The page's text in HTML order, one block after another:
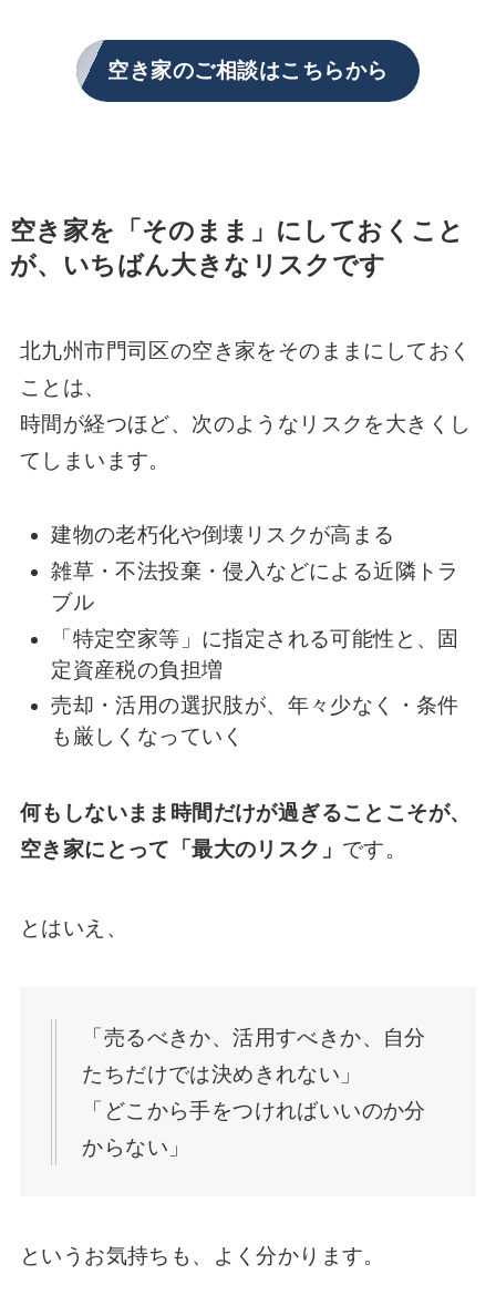
空き家のご相談はこちらから
空き家を「そのまま」にしておくこと
が、いちばん大きなリスクです
北九州市門司区の空き家をそのままにしておく
ことは、
時間が経つほど、次のようなリスクを大きくし
てしまいます。
建物の老朽化や倒壊リスクが高まる
雑草・不法投棄・侵入などによる近隣トラ
ブル
「特定空家等」に指定される可能性と、固
定資産税の負担増
売却・活用の選択肢が、年々少なく・条件
も厳しくなっていく
何もしないまま時間だけが過ぎることこそが、
空き家にとって「最大のリスク」 です。
とはいえ、
「売るべきか、活用すべきか、自分
たちだけでは決めきれない」
「どこから手をつければいいのか分
からない」
というお気持ちも、よく分かります。